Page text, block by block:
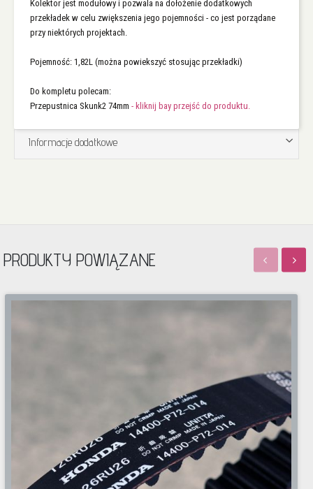
Kolektor jest modułowy i pozwala na dołożenie dodatkowych
przekładek w celu zwiększenia jego pojemności - co jest porządane
przy niektórych projektach.
Pojemność: 1,82L (można powiekszyć stosując przekładki)
Do kompletu polecam:
Przepustnica Skunk2 74mm - kliknij bay przejść do produktu.
Informacje dodatkowe
PRODUKTY POWIĄZANE